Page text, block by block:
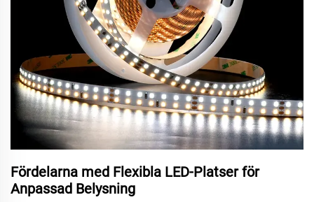
Fördelarna med Flexibla LED-Platser för
Anpassad Belysning